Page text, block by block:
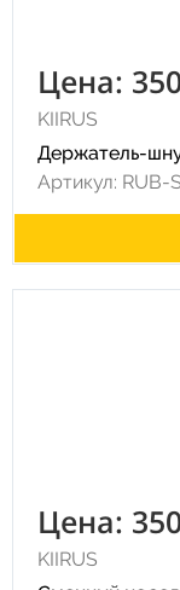
Цена:
KIIRUS
Держатель-
Артикул: RUB-
Цена:
KIIRUS